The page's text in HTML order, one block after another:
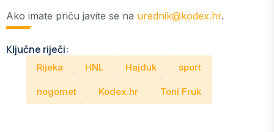
Ako imate priču javite se na urednik@kodex.hr.
Ključne riječi:
Rijeka HNL Hajduk sport
nogomet Kodex.hr Toni Fruk